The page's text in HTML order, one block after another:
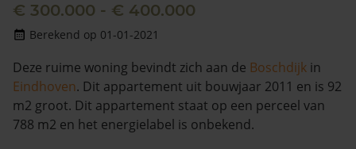
€ 300.000 - € 400.000
Berekend op 01-01-2021
Deze ruime woning bevindt zich aan de Boschdijk in
Eindhoven. Dit appartement uit bouwjaar 2011 en is 92
m2 groot. Dit appartement staat op een perceel van
788 m2 en het energielabel is onbekend.